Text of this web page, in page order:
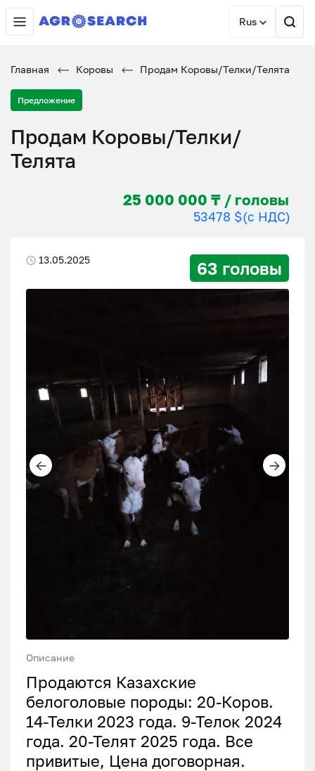
Rus
Главная Коровы Продам Коровы/Телки/Телята
Предложение
Продам Коровы/Телки/
Телята
25 000 000 ₸ / головы
53478 $(с НДС)
13.05.2025 63 головы
Описание
Продаются Казахские
белоголовые породы: 20-Коров.
14-Телки 2023 года. 9-Телок 2024
года. 20-Телят 2025 года. Все
привитые, Цена договорная.